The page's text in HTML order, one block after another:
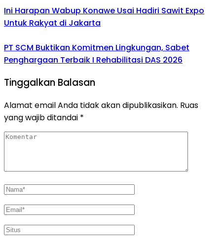
Ini Harapan Wabup Konawe Usai Hadiri Sawit Expo
Untuk Rakyat di Jakarta
PT SCM Buktikan Komitmen Lingkungan, Sabet
Penghargaan Terbaik I Rehabilitasi DAS 2026
Tinggalkan Balasan
Alamat email Anda tidak akan dipublikasikan. Ruas
yang wajib ditandai *